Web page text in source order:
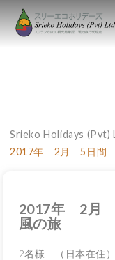
Srieko Holidays (Pvt)
2017年 2月 5日間
2017年 2月
風の旅
2名様 （日本在住）